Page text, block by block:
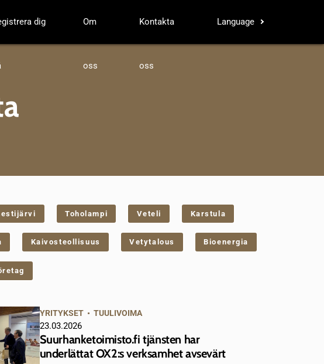
dig Om
oss
Kontakta
oss
Language
Toholampi Veteli Karstula
Kaivosteollisuus Vetytalous Bioenergia
YRITYKSET• TUULIVOIMA
23.03.2026
Suurhanketoimisto.fi tjänsten har
underlättat OX2:s verksamhet avsevärt